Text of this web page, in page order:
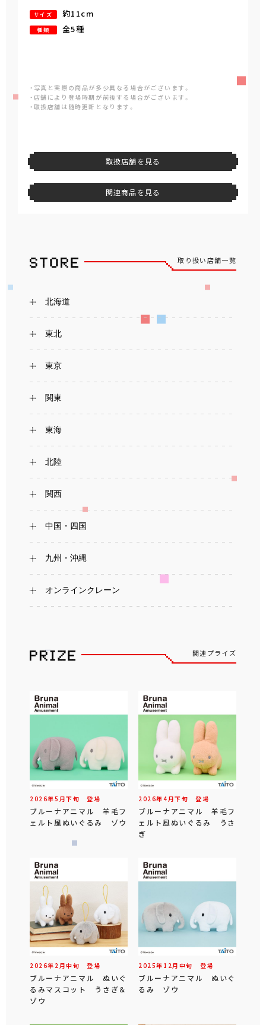
サイズ 約11cm
種類 全5種
・写真と実際の商品が多少異なる場合がございます。
・店舗により登場時期が前後する場合がございます。
・取扱店舗は随時更新となります。
取扱店舗を見る
関連商品を見る
取り扱い店舗一覧
北海道
東北
東京
関東
東海
北陸
関西
中国・四国
九州・沖縄
オンラインクレーン
関連プライズ
2026年5 月下旬 登場
ブルーナアニマル 羊毛フ
ェルト風ぬいぐるみ ゾウ
2026年4 月下旬 登場
ブルーナアニマル 羊毛フ
ェルト風ぬいぐるみ うさ
ぎ
2026年 2 月中旬 登場
ブルーナアニマル ぬいぐ
るみマスコット うさぎ＆
ゾウ
2025年 12 月 中旬 登場
ブルーナアニマル ぬいぐ
るみ ゾウ